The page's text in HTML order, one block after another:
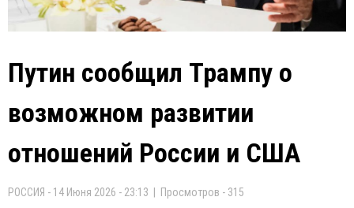
Путин сообщил Трампу о
возможном развитии
отношений России и США
РОССИЯ - 14 Июня 2026 - 23:13 | Просмотров - 315